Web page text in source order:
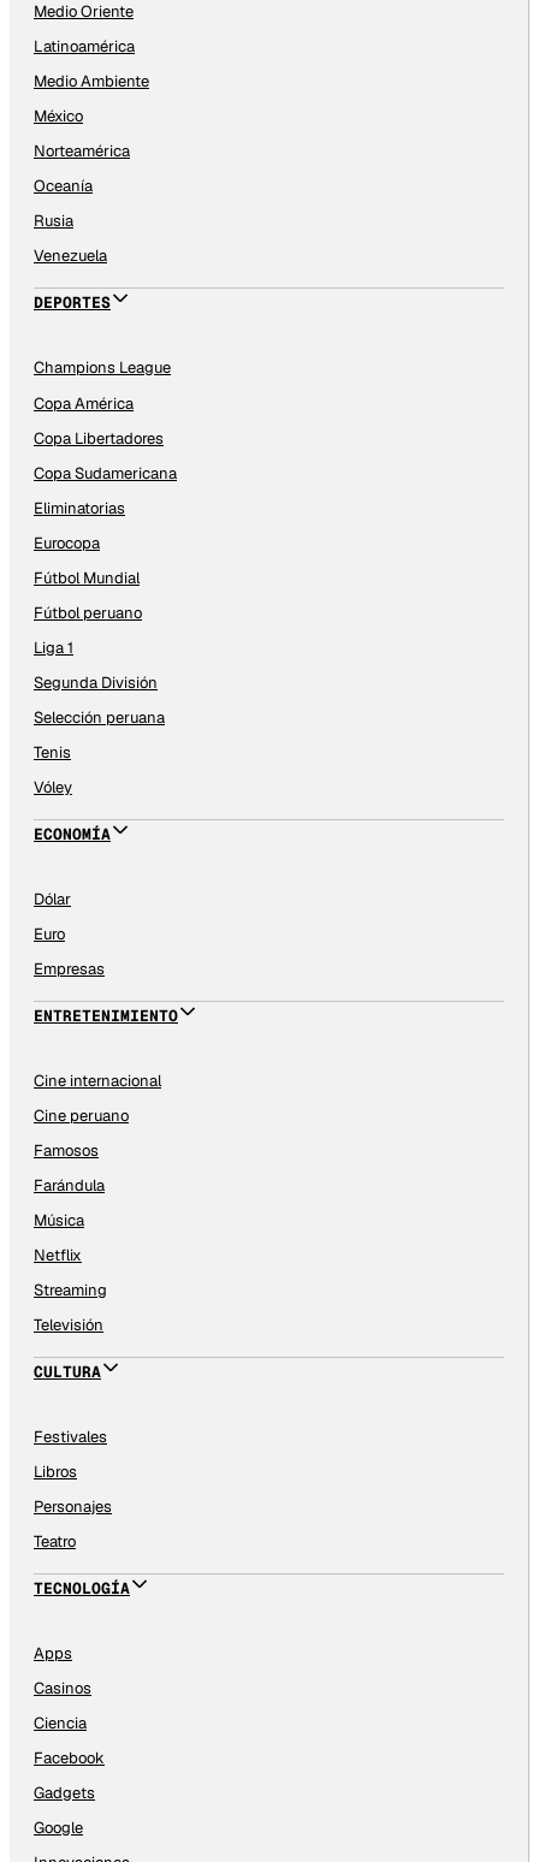
Medio Oriente
Latinoamérica
Medio Ambiente
México
Norteamérica
Oceanía
Rusia
Venezuela
DEPORTES
Champions League
Copa América
Copa Libertadores
Copa Sudamericana
Eliminatorias
Eurocopa
Fútbol Mundial
Fútbol peruano
Liga 1
Segunda División
Selección peruana
Tenis
Vóley
ECONOMÍA
Dólar
Euro
Empresas
ENTRETENIMIENTO
Cine internacional
Cine peruano
Famosos
Farándula
Música
Netflix
Streaming
Televisión
CULTURA
Festivales
Libros
Personajes
Teatro
TECNOLOGÍA
Apps
Casinos
Ciencia
Facebook
Gadgets
Google